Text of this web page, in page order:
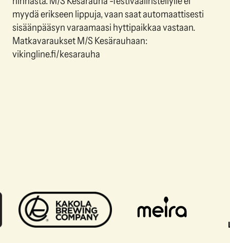
myydä erikseen lippuja, vaan saat automaattisesti
sisäänpääsyn varaamaasi hyttipaikkaa vastaan.
Matkavaraukset M/S Kesärauhaan:
vikingline.fi/kesarauha